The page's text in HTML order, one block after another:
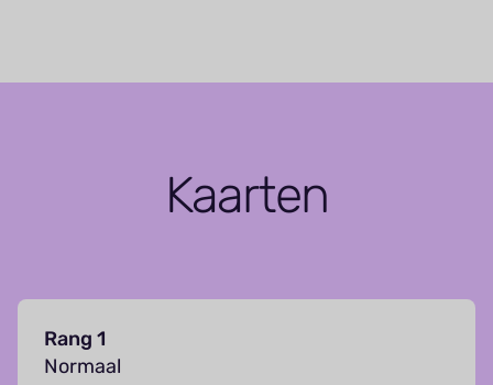
Kaarten
Rang 1
Normaal